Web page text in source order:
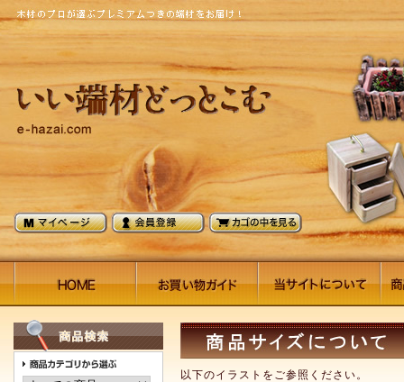
以下のイラストをご参照ください。